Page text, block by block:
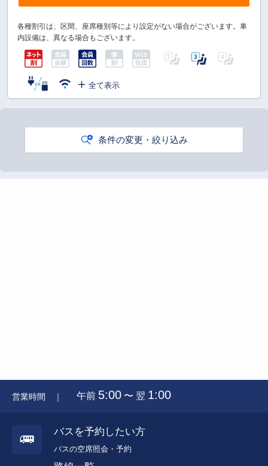
各種割引は、区間、座席種別等により設定がない場合がございます。車
内設備は、異なる場合もございます。
全て表示
条件の変更・絞り込み
営業時間 ｜ 午前 5:00 〜 翌 1:00
バスを予約したい方
バスの空席照会・予約